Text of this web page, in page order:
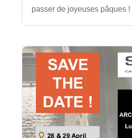
passer de joyeuses pâques !